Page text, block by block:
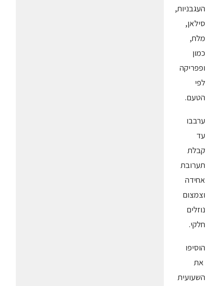
העגבניות,
סילאן,
מלח,
כמון
ופפריקה
לפי
הטעם.
ערבבו
עד
קבלת
תערובת
אחידה
וצמצום
נוזלים
חלקי.
הוסיפו
את
השעועית